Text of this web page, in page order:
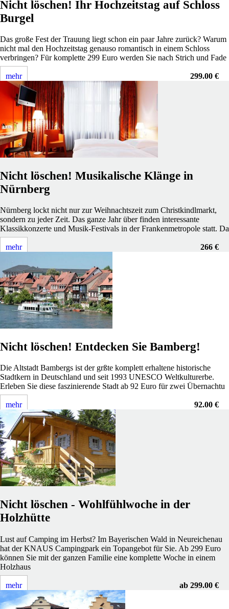
Nicht löschen! Ihr Hochzeitstag auf Schloss
Burgel
Das große Fest der Trauung liegt schon ein paar Jahre zurück? Warum
nicht mal den Hochzeitstag genauso romantisch in einem Schloss
verbringen? Für komplette 299 Euro werden Sie nach Strich und Fade
299.00 €
mehr
Nicht löschen! Musikalische Klänge in
Nürnberg
Nürnberg lockt nicht nur zur Weihnachtszeit zum Christkindlmarkt,
sondern zu jeder Zeit. Das ganze Jahr über finden interessante
Klassikkonzerte und Musik-Festivals in der Frankenmetropole statt. Da
266 €
mehr
Nicht löschen! Entdecken Sie Bamberg!
Die Altstadt Bambergs ist der grßte komplett erhaltene historische
Stadtkern in Deutschland und seit 1993 UNESCO Weltkulturerbe.
Erleben Sie diese faszinierende Stadt ab 92 Euro für zwei Übernachtu
92.00 €
mehr
Nicht löschen - Wohlfühlwoche in der
Holzhütte
Lust auf Camping im Herbst? Im Bayerischen Wald in Neureichenau
hat der KNAUS Campingpark ein Topangebot für Sie. Ab 299 Euro
können Sie mit der ganzen Familie eine komplette Woche in einem
Holzhaus
ab 299.00 €
mehr